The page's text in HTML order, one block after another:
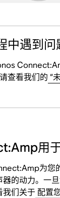
中遇到问
查看我们的 “
用
为您
器的动力。一
我们关于 配置